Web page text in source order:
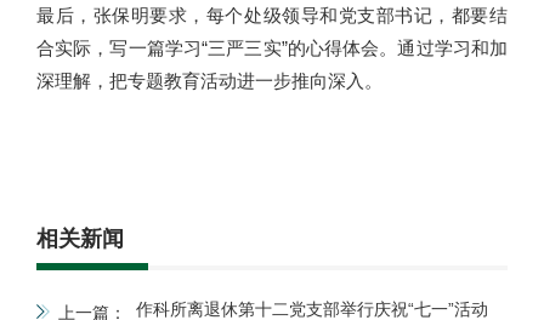
最后，张保明要求，每个处级领导和党支部书记，都要结
合实际，写一篇学习“三严三实”的心得体会。通过学习和加
深理解，把专题教育活动进一步推向深入。
相关新闻
上一篇： 作科所离退休第十二党支部举行庆祝“七一”活动